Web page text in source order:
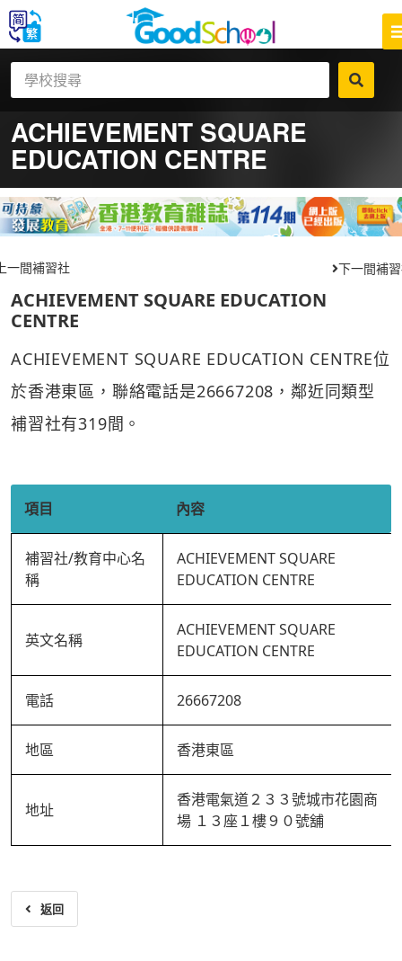
ACHIEVEMENT SQUARE
EDUCATION CENTRE
一間補習社 下一間補
ACHIEVEMENT SQUARE EDUCATION
CENTRE
ACHIEVEMENT SQUARE EDUCATION CENTRE位
於香港東區，聯絡電話是26667208，鄰近同類型
補習社有319間。
項目 內容
補習社/教育中心名
稱
ACHIEVEMENT SQUARE
EDUCATION CENTRE
英文名稱
ACHIEVEMENT SQUARE
EDUCATION CENTRE
電話 26667208
地區 香港東區
地址
香港電氣道２３３號城市花園商
場 １３座１樓９０號舖
返回